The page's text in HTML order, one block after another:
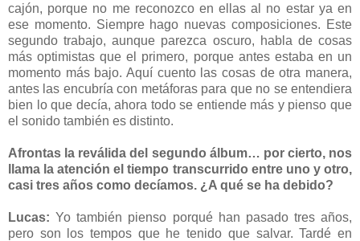
cajón, porque no me reconozco en ellas al no estar ya en
ese momento. Siempre hago nuevas composiciones. Este
segundo trabajo, aunque parezca oscuro, habla de cosas
más optimistas que el primero, porque antes estaba en un
momento más bajo. Aquí cuento las cosas de otra manera,
antes las encubría con metáforas para que no se entendiera
bien lo que decía, ahora todo se entiende más y pienso que
el sonido también es distinto.
Afrontas la reválida del segundo álbum… por cierto, nos
llama la atención el tiempo transcurrido entre uno y otro,
casi tres años como decíamos. ¿A qué se ha debido?
Lucas:Yo también pienso porqué han pasado tres años,
pero son los tempos que he tenido que salvar. Tardé en